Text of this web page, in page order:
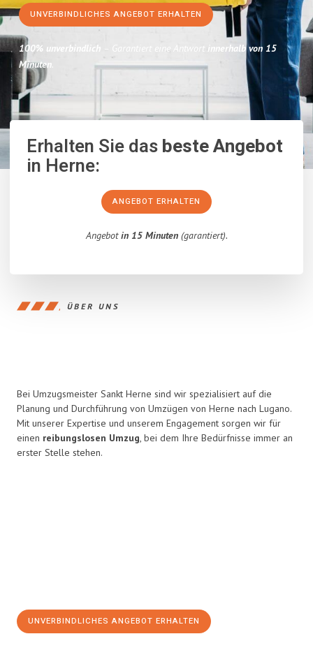
UNVERBINDLICHES ANGEBOT ERHALTEN
100% unverbindlich – Garantiert eine Antwort innerhalb von 15
Minuten.
Erhalten Sie dasbeste Angebot
in Herne:
ANGEBOT ERHALTEN
Angebotin 15 Minuten(garantiert).
ÜBER UNS
Bei Umzugsmeister Sankt Herne sind wir spezialisiert auf die
Planung und Durchführung von Umzügen von Herne nach Lugano.
Mit unserer Expertise und unserem Engagement sorgen wir für
einen reibungslosen Umzug, bei dem Ihre Bedürfnisse immer an
erster Stelle stehen.
UNVERBINDLICHES ANGEBOT ERHALTEN